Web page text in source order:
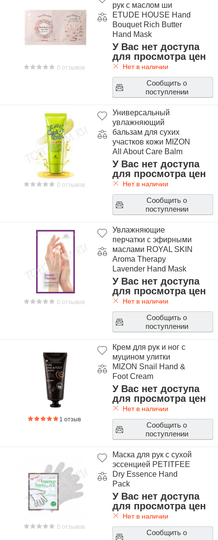
0 отзывов
рук с маслом ши
ETUDE HOUSE Hand
Bouquet Rich Butter
Hand Mask
У Вас нет доступа
для просмотра цен
Нет в наличии
Сообщить о
поступлении
0 отзывов
Универсальный
увлажняющий
бальзам для сухих
участков кожи MIZON
All About Care Balm
У Вас нет доступа
для просмотра цен
Нет в наличии
Сообщить о
поступлении
0 отзывов
Увлажняющие
перчатки с эфирными
маслами ROYAL SKIN
Aroma Therapy
Lavender Hand Mask
У Вас нет доступа
для просмотра цен
Нет в наличии
Сообщить о
поступлении
1 отзыв
Крем для рук и ног с
муцином улитки
MIZON Snail Hand &
Foot Cream
У Вас нет доступа
для просмотра цен
Нет в наличии
Сообщить о
поступлении
0 отзывов
Маска для рук с сухой
эссенцией PETITFEE
Dry Essence Hand
Pack
У Вас нет доступа
для просмотра цен
Нет в наличии
Сообщить о